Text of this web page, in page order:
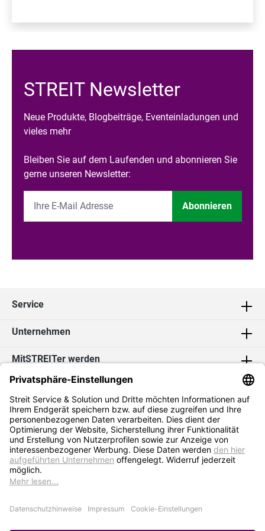
STREIT Newsletter
Neue Produkte, Blogbeiträge, Eventeinladungen und
vieles mehr
Bleiben Sie auf dem Laufenden und abonnieren Sie
gerne unseren Newsletter:
Abonnieren
Service
Unternehmen
MitSTREITer werden
Kontakt
Social Media
* Alle Preise exkl. MwSt. zzgl.Versandkosten